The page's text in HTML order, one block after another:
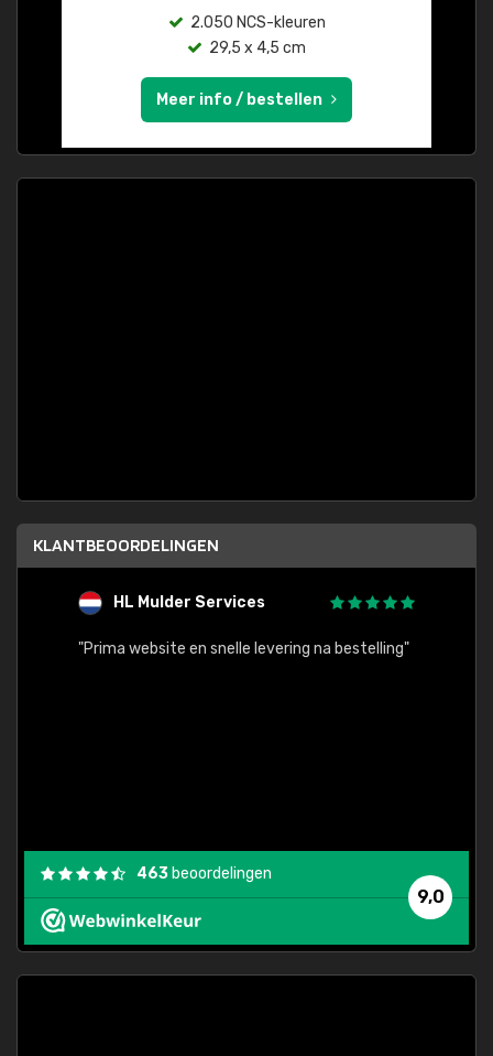
2.050 NCS-kleuren
29,5 x 4,5 cm
Meer info / bestellen
KLANTBEOORDELINGEN
HL Mulder Services
"Prima website en snelle levering na bestelling"
9,0
463 beoordelingen